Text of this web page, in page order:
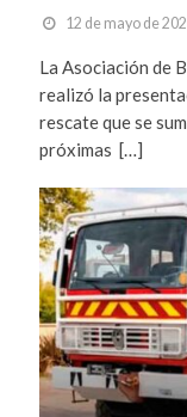
12 de mayo de
La Asociación de
realizó la
rescate que se
próximas […]